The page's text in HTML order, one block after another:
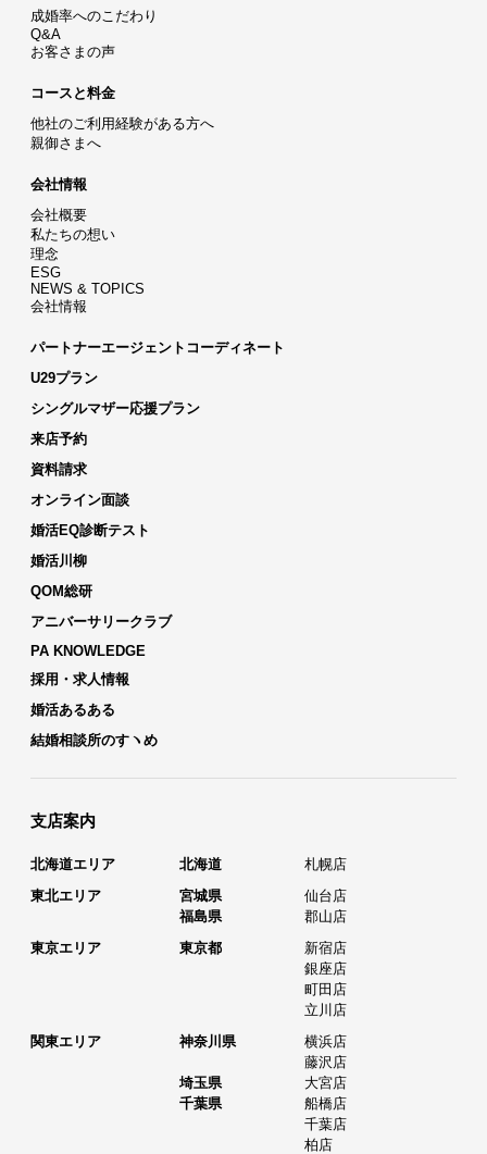
成婚率へのこだわり
Q&A
お客さまの声
コースと料金
他社のご利用経験がある方へ
親御さまへ
会社情報
会社概要
私たちの想い
理念
ESG
NEWS & TOPICS
会社情報
パートナーエージェントコーディネート
U29プラン
シングルマザー応援プラン
来店予約
資料請求
オンライン面談
婚活EQ診断テスト
婚活川柳
QOM総研
アニバーサリークラブ
PA KNOWLEDGE
採用・求人情報
婚活あるある
結婚相談所のすヽめ
支店案内
北海道エリア 北海道
札幌店
東北エリア
宮城県
仙台店
福島県
郡山店
東京エリア
東京都
新宿店
銀座店
町田店
立川店
関東エリア
神奈川県
横浜店
藤沢店
埼玉県
大宮店
千葉県
船橋店
千葉店
柏店